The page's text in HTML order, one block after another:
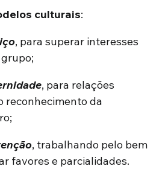
culturais:
, para superar interesses
, para relações
reconhecimento da
, trabalhando pelo bem
favores e parcialidades.